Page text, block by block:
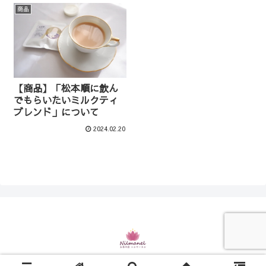
商品
【商品】「松本順に飲ん
でもらいたいミルクティ
ブレンド」について
2024.02.20